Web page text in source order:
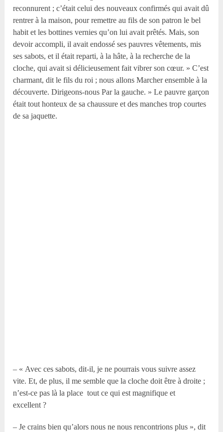
reconnurent ; c’était celui des nouveaux confirmés qui avait dû
rentrer à la maison, pour remettre au fils de son patron le bel
habit et les bottines vernies qu’on lui avait prêtés. Mais, son
devoir accompli, il avait endossé ses pauvres vêtements, mis
ses sabots, et il était reparti, à la hâte, à la recherche de la
cloche, qui avait si délicieusement fait vibrer son cœur. » C’est
charmant, dit le fils du roi ; nous allons Marcher ensemble à la
découverte. Dirigeons-nous Par la gauche. » Le pauvre garçon
était tout honteux de sa chaussure et des manches trop courtes
de sa jaquette.
– « Avec ces sabots, dit-il, je ne pourrais vous suivre assez
vite. Et, de plus, il me semble que la cloche doit être à droite ;
n’est-ce pas là la place tout ce qui est magnifique et
excellent ?
– Je crains bien qu’alors nous ne nous rencontrions plus », dit